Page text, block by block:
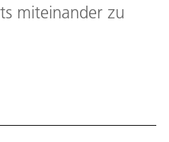
miteinander zu